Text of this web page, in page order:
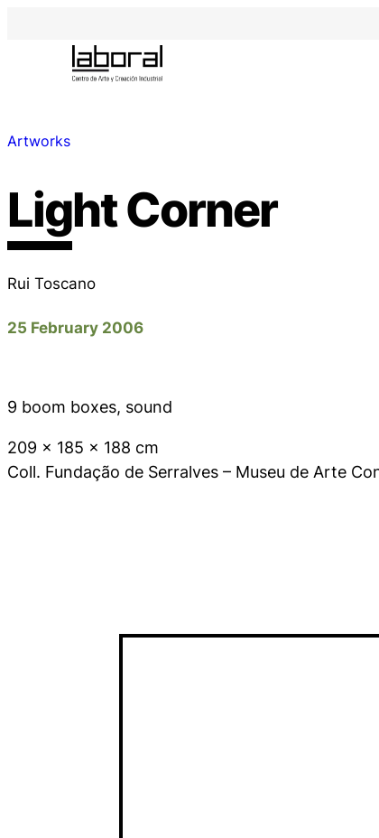
Artworks
Light Corner
Rui Toscano
25 February 2006
9 boom boxes, sound
209 x 185 x 188 cm
Coll. Fundação de Serralves – Museu de Arte